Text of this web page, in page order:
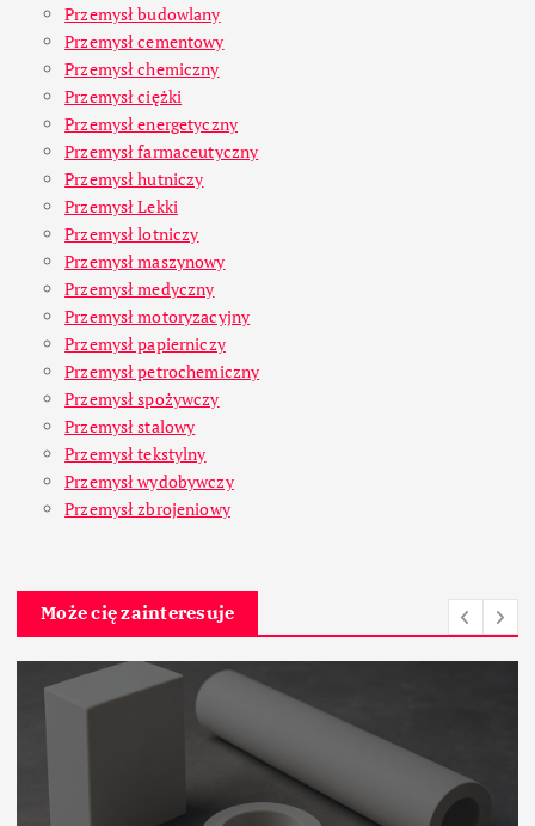
Przemysł budowlany
Przemysł cementowy
Przemysł chemiczny
Przemysł ciężki
Przemysł energetyczny
Przemysł farmaceutyczny
Przemysł hutniczy
Przemysł Lekki
Przemysł lotniczy
Przemysł maszynowy
Przemysł medyczny
Przemysł motoryzacyjny
Przemysł papierniczy
Przemysł petrochemiczny
Przemysł spożywczy
Przemysł stalowy
Przemysł tekstylny
Przemysł wydobywczy
Przemysł zbrojeniowy
Może cię zainteresuje